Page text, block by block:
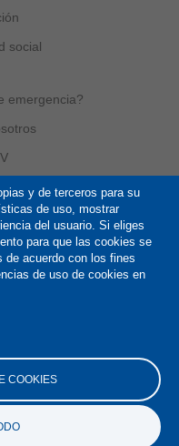
y de terceros para su
de uso, mostrar
del usuario. Si eliges
para que las cookies se
de acuerdo con los fines
de uso de cookies en
COOKIES
social
emergencia?